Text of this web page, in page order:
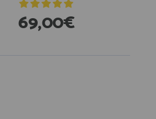
69,00€